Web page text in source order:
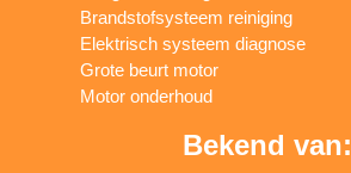
Brandstofsysteem reiniging
Elektrisch systeem diagnose
Grote beurt motor
Motor onderhoud
Bekend van: